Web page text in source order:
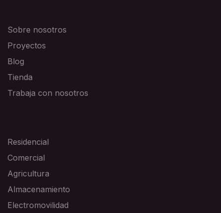
Sobre nosotros
Proyectos
Blog
Tienda
Trabaja con nosotros
Residencial
Comercial
Agricultura
Almacenamiento
Electromovilidad